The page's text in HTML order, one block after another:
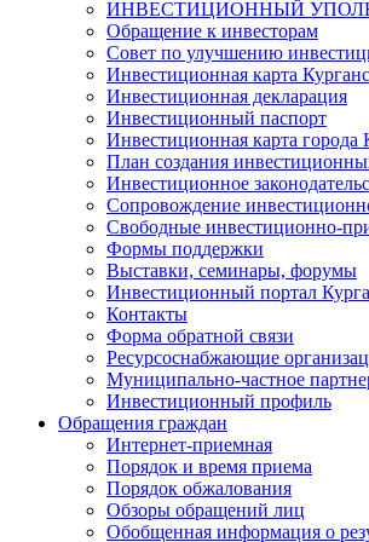
ИНВЕСТИЦИОННЫЙ
Обращение к инвесторам
Совет по улучшению
Инвестиционная карта
Инвестиционная декларация
Инвестиционный паспорт
Инвестиционная карта города
План создания
Инвестиционное
Сопровождение
Свободные инвестиционно-
Формы поддержки
Выставки, семинары, форумы
Инвестиционный портал
Контакты
Форма обратной связи
Ресурсоснабжающие
Муниципально-частное
Инвестиционный профиль
Обращения граждан
Интернет-приемная
Порядок и время приема
Порядок обжалования
Обзоры обращений лиц
Обобщенная информация о